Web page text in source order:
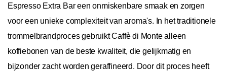
Espresso Extra Bar een onmiskenbare smaak en zorgen
voor een unieke complexiteit van aroma's. In het traditionele
trommelbrandproces gebruikt Caffè di Monte alleen
koffiebonen van de beste kwaliteit, die gelijkmatig en
bijzonder zacht worden geraffineerd. Door dit proces heeft